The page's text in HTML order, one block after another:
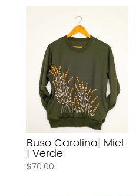
Buso Carolina| Miel
| Verde
$70.00